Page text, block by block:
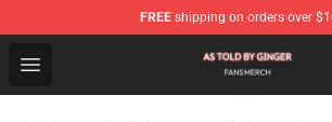
FREE shipping on orders over
Open menu
As Told By Ginger Shop - Official